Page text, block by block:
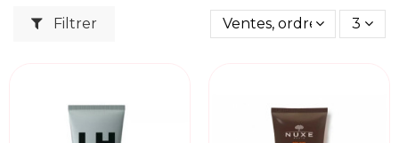
Filtrer Ventes, ordre 3